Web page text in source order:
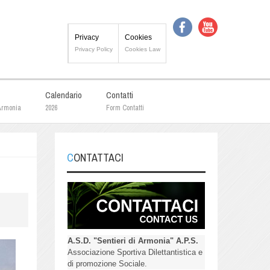
Privacy
Privacy Policy
Cookies
Cookies Law
Calendario
2026
Contatti
Form Contatti
CONTATTACI
A.S.D. "Sentieri di Armonia" A.P.S.
Associazione Sportiva Dilettantistica e
di promozione Sociale.